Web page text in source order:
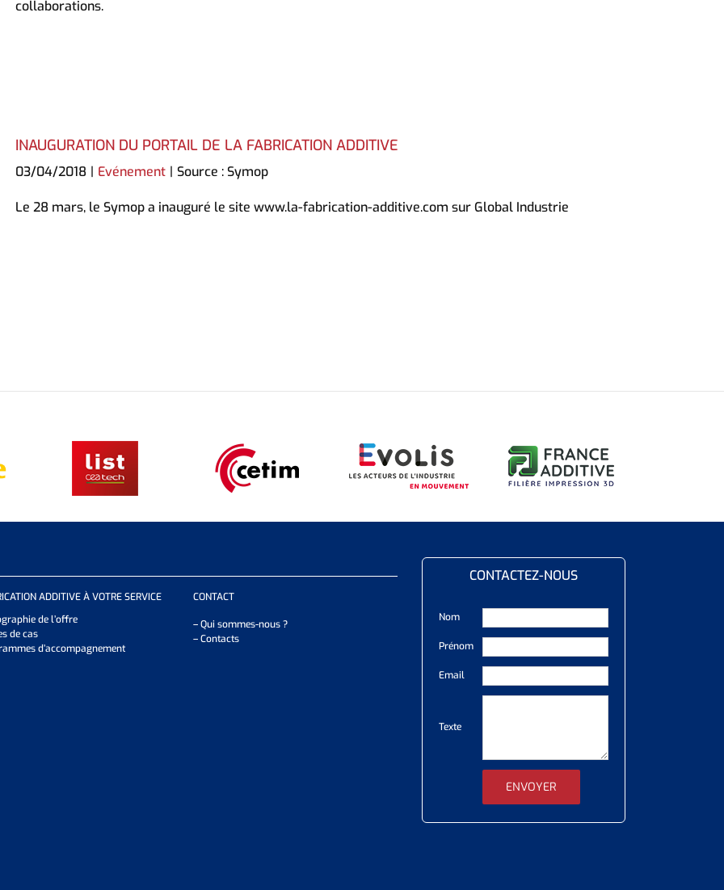
collaborations.
INAUGURATION DU PORTAIL DE LA FABRICATION ADDITIVE
03/04/2018 | Evénement | Source : Symop
Le 28 mars, le Symop a inauguré le site www.la-fabrication-additive.com sur Global Industrie
ADDITIVE À VOTRE SERVICE
de l’offre
de cas
d’accompagnement
CONTACT
– Qui sommes-nous ?
– Contacts
CONTACTEZ-NOUS
Nom
Prénom
Email
Texte